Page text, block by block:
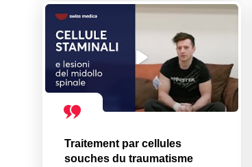
Traitement par cellules
souches du traumatisme